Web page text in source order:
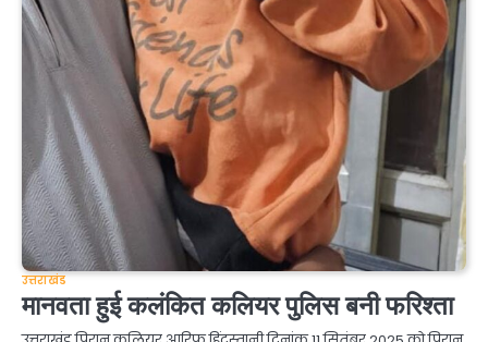
उत्तराखंड
मानवता हुई कलंकित कलियर पुलिस बनी फरिश्ता